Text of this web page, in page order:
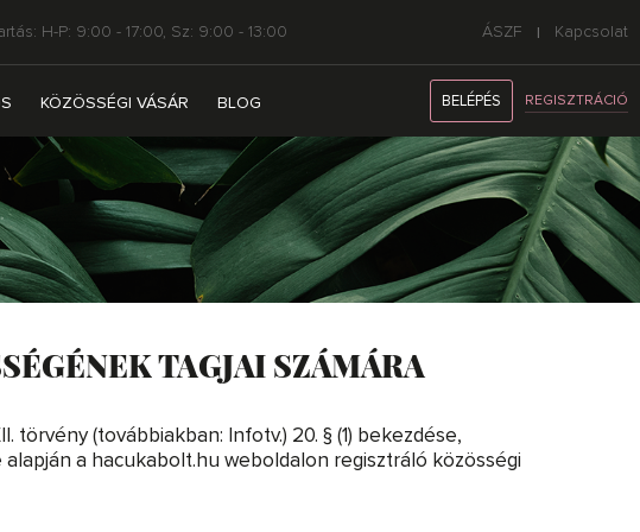
H-P: 9:00 - 17:00, Sz: 9:00 - 13:00 ÁSZF l Kapcsolat
KÖZÖSSÉGI VÁSÁR BLOG BELÉPÉS REGISZTRÁCIÓ
TAGJAI SZÁMÁRA
(továbbiakban: Infotv.) 20. § (1) bekezdése,
a hacukabolt.hu weboldalon regisztráló közösségi